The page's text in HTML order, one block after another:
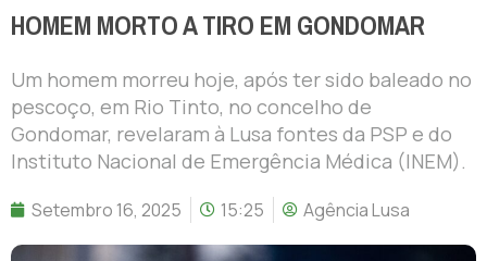
HOMEM MORTO A TIRO EM GONDOMAR
Um homem morreu hoje, após ter sido baleado no
pescoço, em Rio Tinto, no concelho de
Gondomar, revelaram à Lusa fontes da PSP e do
Instituto Nacional de Emergência Médica (INEM).
Setembro 16, 2025 15:25 Agência Lusa